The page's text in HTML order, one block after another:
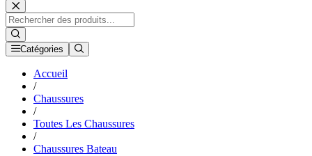
Catégories
Accueil
/
Chaussures
/
Toutes Les Chaussures
/
Chaussures Bateau